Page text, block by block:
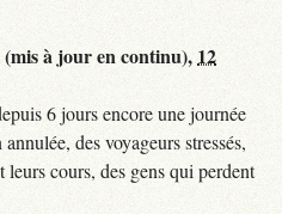
à jour en continu), 12
6 jours encore une journée
des voyageurs stressés,
leurs cours, des gens qui perdent